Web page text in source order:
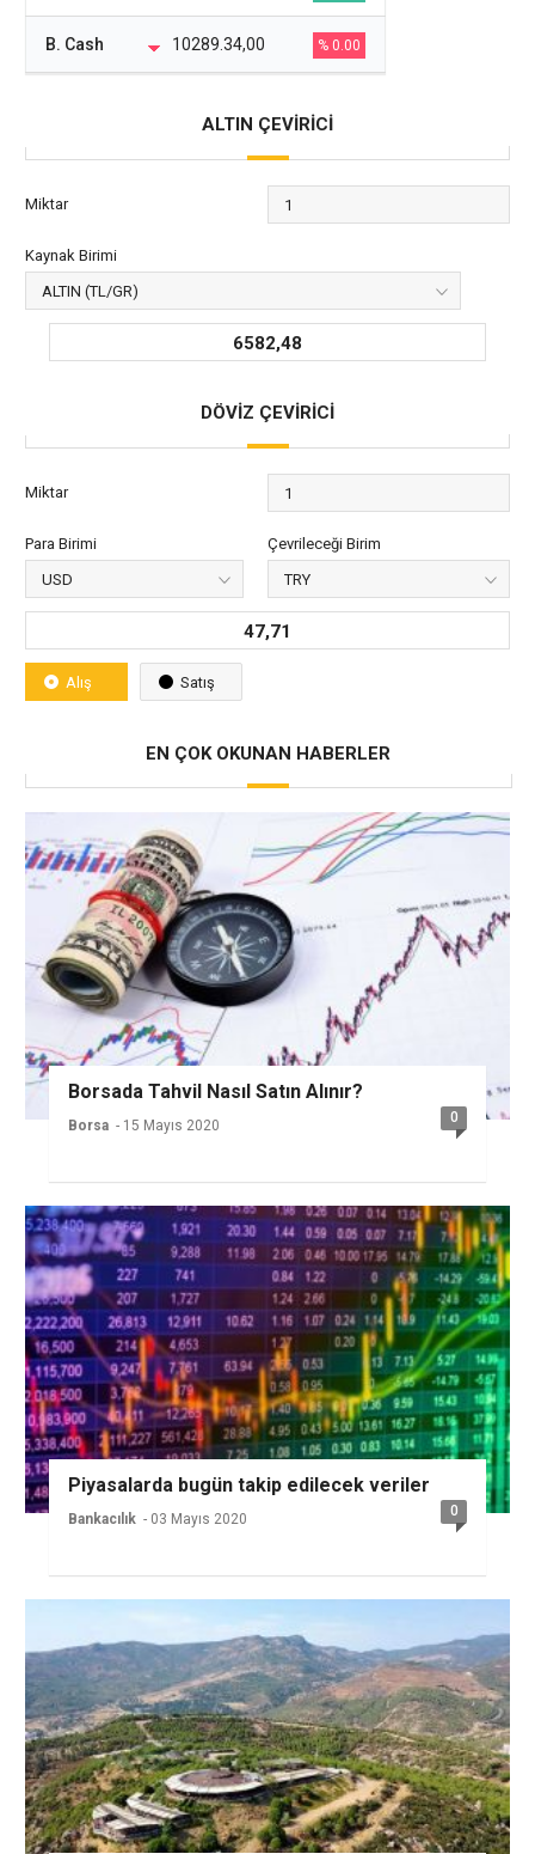
B. Cash 10289.34,00 % 0.00
ALTIN ÇEVİRİCİ
Miktar
Kaynak Birimi
6582,48
DÖVİZ ÇEVİRİCİ
Miktar
Para Birimi Çevrileceği Birim
47,71
Alış Satış
EN ÇOK OKUNAN HABERLER
Borsada Tahvil Nasıl Satın Alınır?
Borsa - 15 Mayıs 2020 0
Piyasalarda bugün takip edilecek veriler
Bankacılık - 03 Mayıs 2020 0